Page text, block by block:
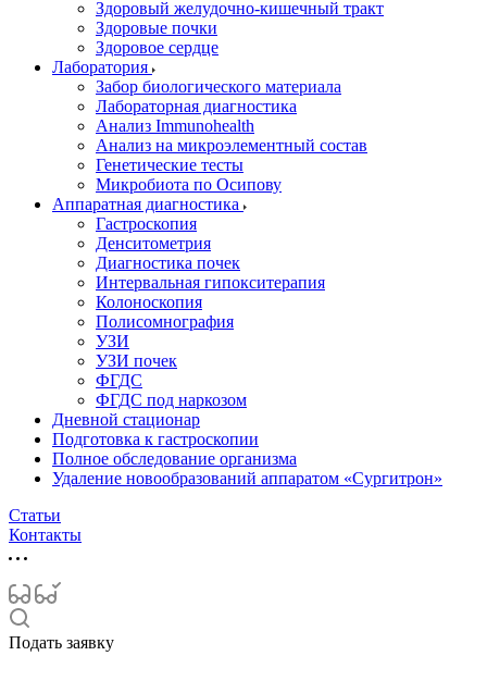
Здоровый желудочно-кишечный тракт
Здоровые почки
Здоровое сердце
Лаборатория
Забор биологического материала
Лабораторная диагностика
Анализ Immunohealth
Анализ на микроэлементный состав
Генетические тесты
Микробиота по Осипову
Аппаратная диагностика
Гастроскопия
Денситометрия
Диагностика почек
Интервальная гипокситерапия
Колоноскопия
Полисомнография
УЗИ
УЗИ почек
ФГДС
ФГДС под наркозом
Дневной стационар
Подготовка к гастроскопии
Полное обследование организма
Удаление новообразований аппаратом «Сургитрон»‎
Статьи
Контакты
Подать заявку